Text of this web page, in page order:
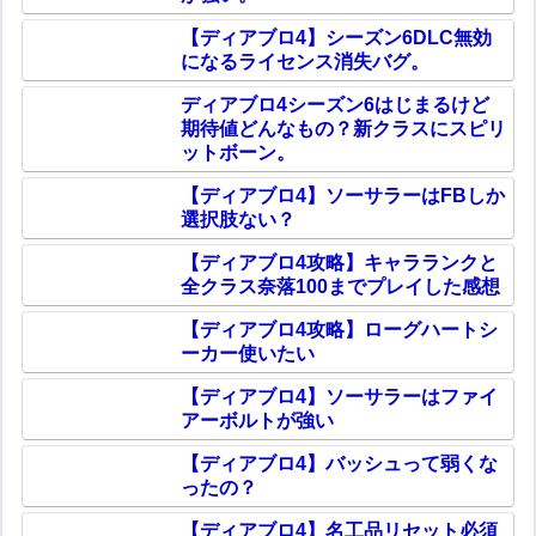
【ディアブロ4】シーズン6DLC無効
になるライセンス消失バグ。
ディアブロ4シーズン6はじまるけど
期待値どんなもの？新クラスにスピリ
ットボーン。
【ディアブロ4】ソーサラーはFBしか
選択肢ない？
【ディアブロ4攻略】キャラランクと
全クラス奈落100までプレイした感想
【ディアブロ4攻略】ローグハートシ
ーカー使いたい
【ディアブロ4】ソーサラーはファイ
アーボルトが強い
【ディアブロ4】バッシュって弱くな
ったの？
【ディアブロ4】名工品リセット必須